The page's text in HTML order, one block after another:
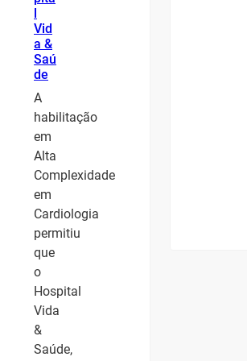
Vid
a &
Saú
de
A
habilitação
em
Alta
Complexidade
em
Cardiologia
permitiu
que
o
Hospital
Vida
&
Saúde,